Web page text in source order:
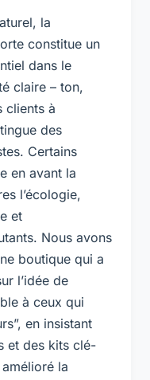
la
constitue un
dans le
claire – ton,
clients à
des
Certains
en avant la
l’écologie,
et
Nous avons
boutique qui a
l’idée de
à ceux qui
en insistant
et des kits clé-
la